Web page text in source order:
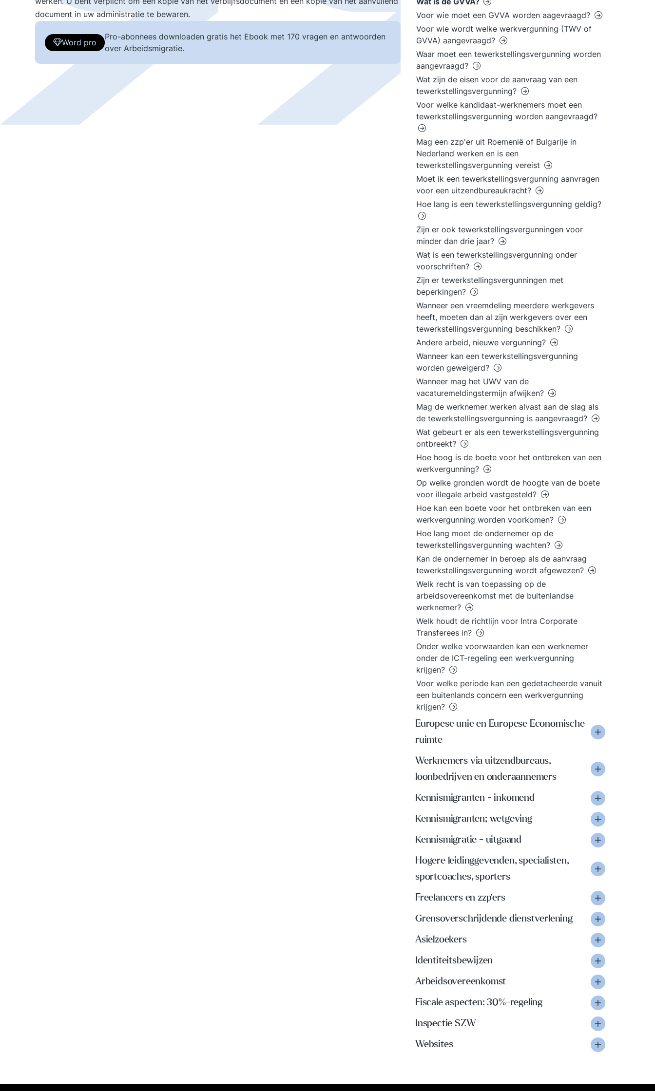
document in uw administratie te bewaren.
Word pro
Pro-abonnees downloaden gratis het Ebook met 170 vragen en antwoorden
over Arbeidsmigratie.
Voor wie moet een GVVA worden aagevraagd?
Voor wie wordt welke werkvergunning (TWV of
GVVA) aangevraagd?
Waar moet een tewerkstellingsvergunning worden
aangevraagd?
Wat zijn de eisen voor de aanvraag van een
tewerkstellingsvergunning?
Voor welke kandidaat-werknemers moet een
tewerkstellingsvergunning worden aangevraagd?
Mag een zzp'er uit Roemenië of Bulgarije in
Nederland werken en is een
tewerkstellingsvergunning vereist
Moet ik een tewerkstellingsvergunning aanvragen
voor een uitzendbureaukracht?
Hoe lang is een tewerkstellingsvergunning geldig?
Zijn er ook tewerkstellingsvergunningen voor
minder dan drie jaar?
Wat is een tewerkstellingsvergunning onder
voorschriften?
Zijn er tewerkstellingsvergunningen met
beperkingen?
Wanneer een vreemdeling meerdere werkgevers
heeft, moeten dan al zijn werkgevers over een
tewerkstellingsvergunning beschikken?
Andere arbeid, nieuwe vergunning?
Wanneer kan een tewerkstellingsvergunning
worden geweigerd?
Wanneer mag het UWV van de
vacaturemeldingstermijn afwijken?
Mag de werknemer werken alvast aan de slag als
de tewerkstellingsvergunning is aangevraagd?
Wat gebeurt er als een tewerkstellingsvergunning
ontbreekt?
Hoe hoog is de boete voor het ontbreken van een
werkvergunning?
Op welke gronden wordt de hoogte van de boete
voor illegale arbeid vastgesteld?
Hoe kan een boete voor het ontbreken van een
werkvergunning worden voorkomen?
Hoe lang moet de ondernemer op de
tewerkstellingsvergunning wachten?
Kan de ondernemer in beroep als de aanvraag
tewerkstellingsvergunning wordt afgewezen?
Welk recht is van toepassing op de
arbeidsovereenkomst met de buitenlandse
werknemer?
Welk houdt de richtlijn voor Intra Corporate
Transferees in?
Onder welke voorwaarden kan een werknemer
onder de ICT-regeling een werkvergunning
krijgen?
Voor welke periode kan een gedetacheerde vanuit
een buitenlands concern een werkvergunning
krijgen?
Europese unie en Europese Economische
ruimte
Werknemers via uitzendbureaus,
loonbedrijven en onderaannemers
Kennismigranten - inkomend
Kennismigranten; wetgeving
Kennismigratie - uitgaand
Hogere leidinggevenden, specialisten,
sportcoaches, sporters
Freelancers en zzp'ers
Grensoverschrijdende dienstverlening
Asielzoekers
Identiteitsbewijzen
Arbeidsovereenkomst
Fiscale aspecten: 30%-regeling
Inspectie SZW
Websites